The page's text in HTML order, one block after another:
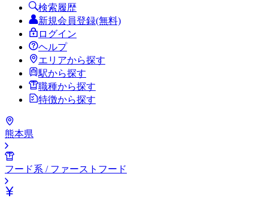
検索履歴
新規会員登録(無料)
ログイン
ヘルプ
エリアから探す
駅から探す
職種から探す
特徴から探す
熊本県
フード系 / ファーストフード